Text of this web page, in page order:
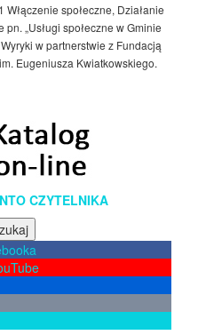
społeczne, Działanie
„Usługi społeczne w Gminie
w partnerstwie z Fundacją
Eugeniusza Kwiatkowskiego.
CZYTELNIKA